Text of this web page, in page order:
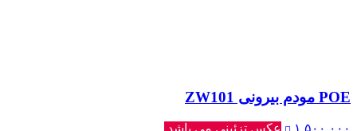
POE مودم بیرونی ZW101